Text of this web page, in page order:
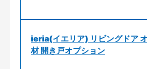
ieria(イエリア) リビングドア
材 開き戸オプション